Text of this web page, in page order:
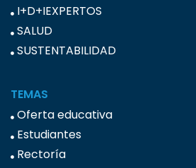
I+D+IEXPERTOS
SALUD
SUSTENTABILIDAD
TEMAS
Oferta educativa
Estudiantes
Rectoría